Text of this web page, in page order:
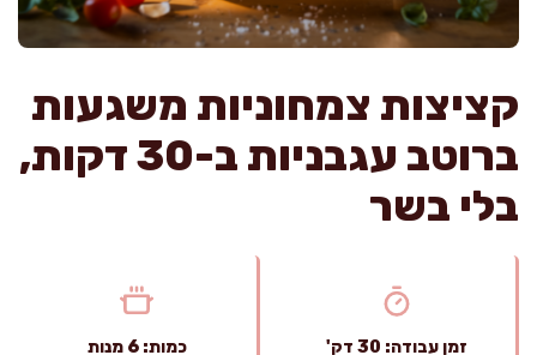
קציצות צמחוניות משגעות
ברוטב עגבניות ב-30 דקות,
בלי בשר
זמן עבודה: 30 דק' כמות: 6 מנות